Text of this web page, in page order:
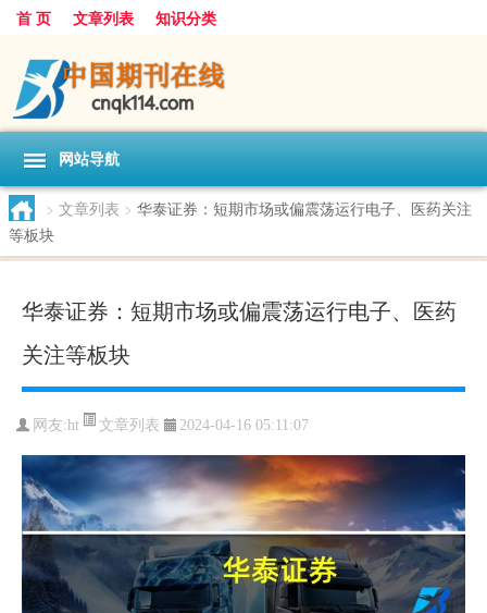
首 页 文章列表 知识分类
网站导航
> 文章列表 > 华泰证券：短期市场或偏震荡运行电子、医药关注
等板块
华泰证券：短期市场或偏震荡运行电子、医药
关注等板块
网友:ht 文章列表 2024-04-16 05:11:07